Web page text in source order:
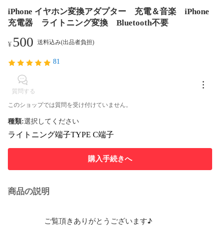
iPhone イヤホン変換アダプター 充電＆音楽 iPhone
充電器 ライトニング変換 Bluetooth不要
¥500 送料込み(出品者負担)
81
質問する
このショップでは質問を受け付けていません。
種類:選択してください
ライトニング端子TYPE C端子
購入手続きへ
商品の説明
ご覧頂きありがとうございます♪